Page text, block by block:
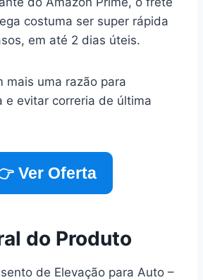
costuma ser super rápida
em até 2 dias úteis.
mais uma razão para
e evitar correria de última
Ver Oferta
do Produto
de Elevação para Auto –